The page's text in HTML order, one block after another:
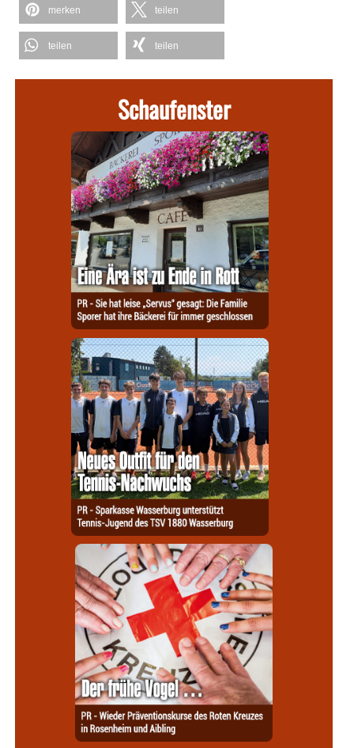
merken teilen
teilen teilen
Schaufenster